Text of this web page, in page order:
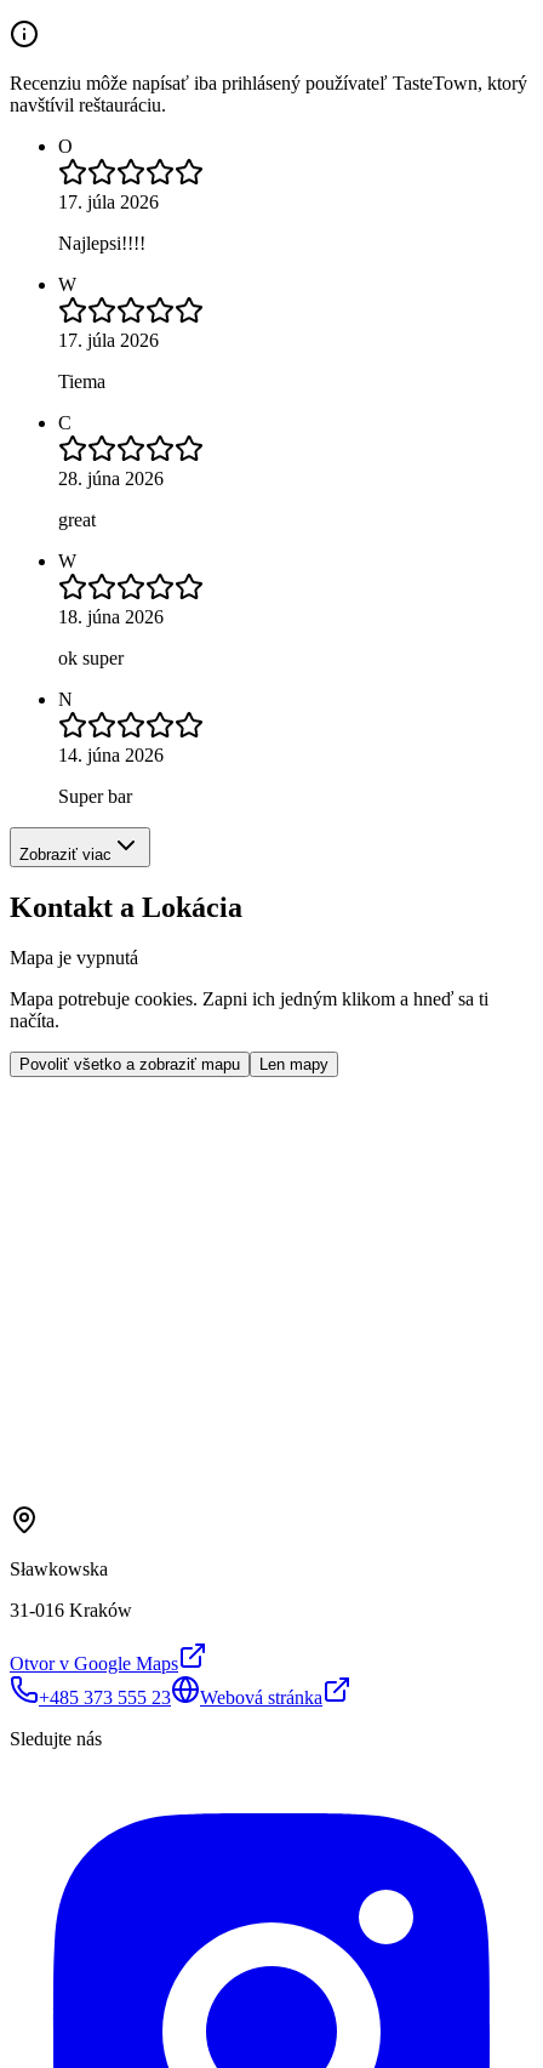
Recenziu môže napísať iba prihlásený používateľ TasteTown, ktorý
navštívil reštauráciu.
O
17. júla 2026
Najlepsi!!!!
W
17. júla 2026
Tiema
C
28. júna 2026
great
W
18. júna 2026
ok super
N
14. júna 2026
Super bar
Zobraziť viac
Kontakt a Lokácia
Mapa je vypnutá
Mapa potrebuje cookies. Zapni ich jedným klikom a hneď sa ti
načíta.
Povoliť všetko a zobraziť mapu Len mapy
Sławkowska
31-016 Kraków
Otvor v Google Maps
+485 373 555 23
Webová stránka
Sledujte nás